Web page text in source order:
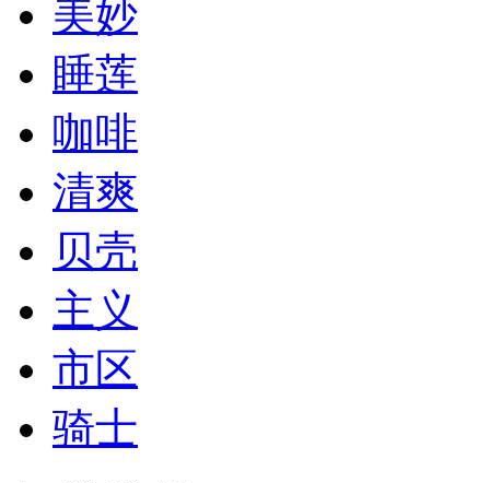
美妙
睡莲
咖啡
清爽
贝壳
主义
市区
骑士